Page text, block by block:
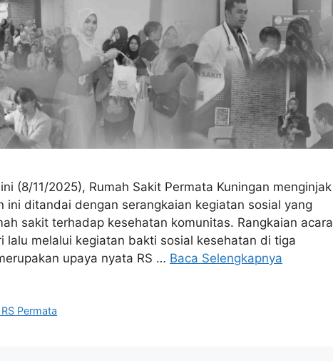
(8/11/2025), Rumah Sakit Permata Kuningan menginjak
ini ditandai dengan serangkaian kegiatan sosial yang
sakit terhadap kesehatan komunitas. ​Rangkaian acara
lalu melalui kegiatan bakti sosial kesehatan di tiga
upaya nyata RS … Baca Selengkapnya
Permata